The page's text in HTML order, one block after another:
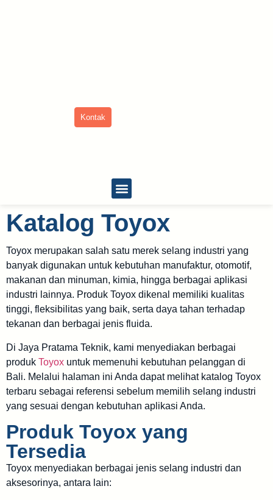
Kontak
Katalog Toyox
Toyox merupakan salah satu merek selang industri yang
banyak digunakan untuk kebutuhan manufaktur, otomotif,
makanan dan minuman, kimia, hingga berbagai aplikasi
industri lainnya. Produk Toyox dikenal memiliki kualitas
tinggi, fleksibilitas yang baik, serta daya tahan terhadap
tekanan dan berbagai jenis fluida.
Di Jaya Pratama Teknik, kami menyediakan berbagai
produk Toyox untuk memenuhi kebutuhan pelanggan di
Bali. Melalui halaman ini Anda dapat melihat katalog Toyox
terbaru sebagai referensi sebelum memilih selang industri
yang sesuai dengan kebutuhan aplikasi Anda.
Produk Toyox yang
Tersedia
Toyox menyediakan berbagai jenis selang industri dan
aksesorinya, antara lain: